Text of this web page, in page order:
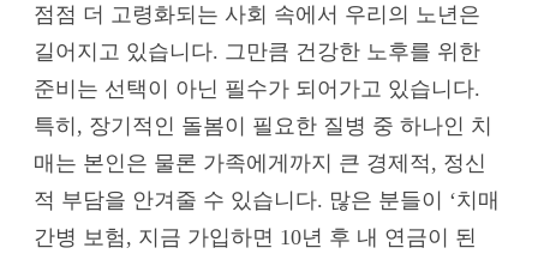
점점 더 고령화되는 사회 속에서 우리의 노년은
길어지고 있습니다. 그만큼 건강한 노후를 위한
준비는 선택이 아닌 필수가 되어가고 있습니다.
특히, 장기적인 돌봄이 필요한 질병 중 하나인 치
매는 본인은 물론 가족에게까지 큰 경제적, 정신
적 부담을 안겨줄 수 있습니다. 많은 분들이 ‘치매
간병 보험, 지금 가입하면 10년 후 내 연금이 된